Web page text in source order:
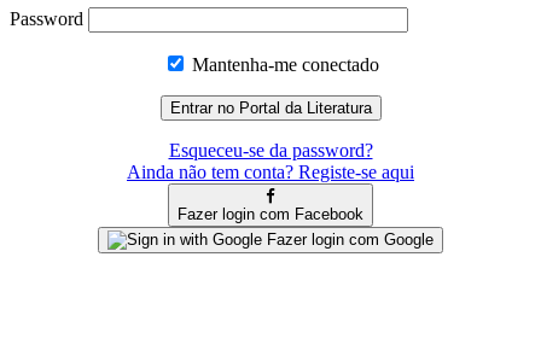
Password
Mantenha-me conectado
Esqueceu-se da password?
Ainda não tem conta? Registe-se aqui
Fazer login com Facebook
Fazer login com Google